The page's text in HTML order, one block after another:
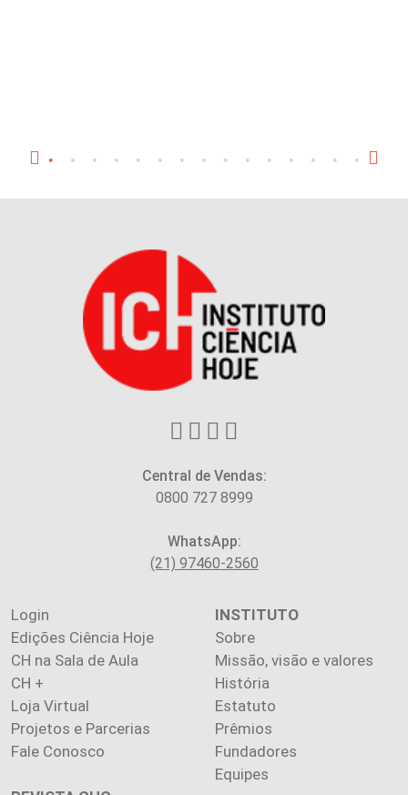
Central de Vendas:
0800 727 8999
WhatsApp:
(21) 97460-2560
Login
Edições Ciência Hoje
CH na Sala de Aula
CH +
Loja Virtual
Projetos e Parcerias
Fale Conosco
INSTITUTO
Sobre
Missão, visão e valores
História
Estatuto
Prêmios
Fundadores
Equipes